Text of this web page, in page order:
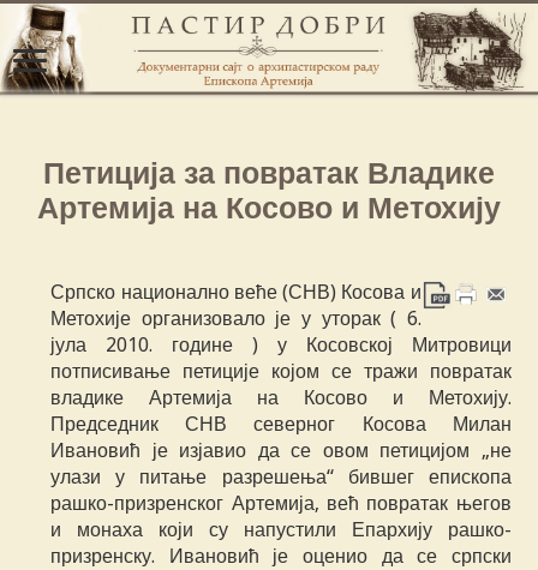
Петиција за повратак Владике
Артемија на Косово и Метохију
Српско национално веће (СНВ) Косова и
Метохије организовало је у уторак ( 6.
јула 2010. године ) у Косовској Митровици
потписивање петиције којом се тражи повратак
владике Артемија на Косово и Метохију.
Председник СНВ северног Косова Милан
Ивановић је изјавио да се овом петицијом „не
улази у питање разрешења“ бившег епископа
рашко-призренског Артемија, већ повратак његов
и монаха који су напустили Епархију рашко-
призренску. Ивановић је оценио да се српски